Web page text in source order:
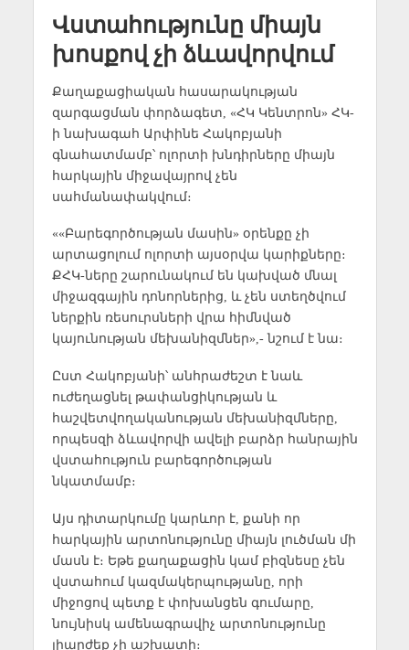
Վստահությունը միայն
խոսքով չի ձևավորվում
Քաղաքացիական հասարակության
զարգացման փորձագետ, «ՀԿ Կենտրոն» ՀԿ-
ի նախագահ Արփինե Հակոբյանի
գնահատմամբ՝ ոլորտի խնդիրները միայն
հարկային միջավայրով չեն
սահմանափակվում։
««Բարեգործության մասին» օրենքը չի
արտացոլում ոլորտի այսօրվա կարիքները։
ՔՀԿ-ները շարունակում են կախված մնալ
միջազգային դոնորներից, և չեն ստեղծվում
ներքին ռեսուրսների վրա հիմնված
կայունության մեխանիզմներ»,- նշում է նա։
Ըստ Հակոբյանի՝ անհրաժեշտ է նաև
ուժեղացնել թափանցիկության և
հաշվետվողականության մեխանիզմները,
որպեսզի ձևավորվի ավելի բարձր հանրային
վստահություն բարեգործության
նկատմամբ։
Այս դիտարկումը կարևոր է, քանի որ
հարկային արտոնությունը միայն լուծման մի
մասն է։ Եթե քաղաքացին կամ բիզնեսը չեն
վստահում կազմակերպությանը, որի
միջոցով պետք է փոխանցեն գումարը,
նույնիսկ ամենագրավիչ արտոնությունը
լիարժեք չի աշխատի։